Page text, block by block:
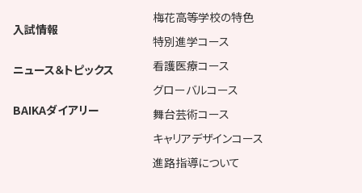
入試情報
ニュース＆トピックス
BAIKAダイアリー
梅花高等学校の特色
特別進学コース
看護医療コース
グローバルコース
舞台芸術コース
キャリアデザインコース
進路指導について